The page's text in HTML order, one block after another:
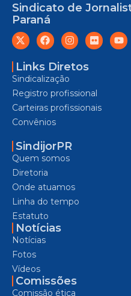
Sindicato de
Paraná
Links Diretos
Sindicalização
Registro profissional
Carteiras profissionais
Convênios
SindijorPR
Quem somos
Diretoria
Onde atuamos
Linha do tempo
Estatuto
Notícias
Notícias
Fotos
Vídeos
Comissões
Comissão ética